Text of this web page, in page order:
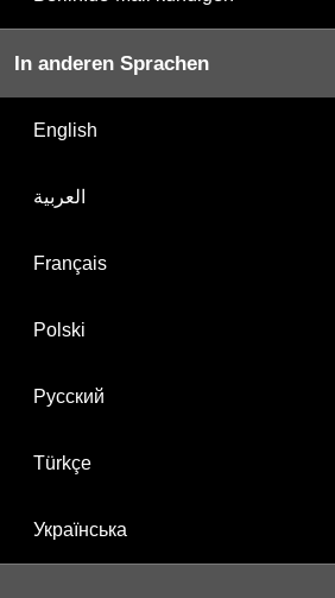
In anderen Sprachen
English
العربية
Français
Polski
Русский
Türkçe
Українська